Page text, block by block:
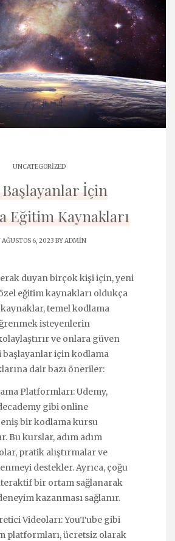
UNCATEGORIZED
Başlayanlar İçin
Eğitim Kaynakları
AĞUSTOS 6, 2023 BYADMIN
duyan birçok kişi için, yeni
eğitim kaynakları oldukça
temel kodlama
isteyenlerin
ve onlara güven
başlayanlar için kodlama
dair bazı öneriler:
Platformları: Udemy,
gibi online
bir kodlama kursu
Bu kurslar, adım adım
pratik alıştırmalar ve
destekler. Ayrıca, çoğu
bir ortam sağlanarak
kazanması sağlanır.
Videoları: YouTube gibi
platformları, ücretsiz olarak